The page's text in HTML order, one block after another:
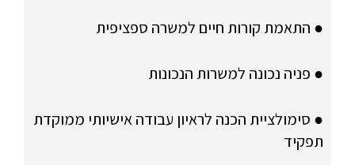
● התאמת קורות חיים למשרה ספציפית
● פניה נכונה למשרות הנכונות
● סימולציית הכנה לראיון עבודה אישיותי ממוקדת
תפקיד